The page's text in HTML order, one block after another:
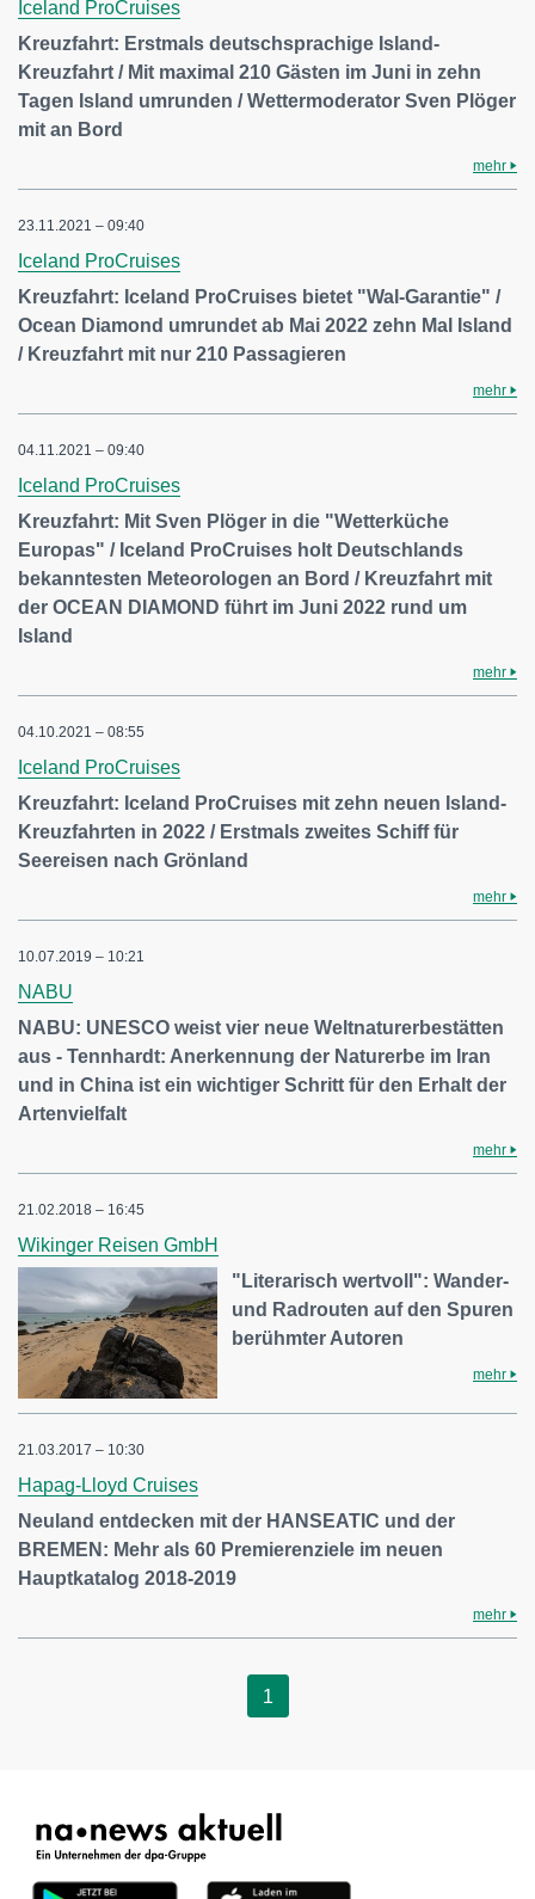
Iceland ProCruises
Kreuzfahrt: Erstmals deutschsprachige Island-
Kreuzfahrt / Mit maximal 210 Gästen im Juni in zehn
Tagen Island umrunden / Wettermoderator Sven Plöger
mit an Bord
mehr
23.11.2021 – 09:40
Iceland ProCruises
Kreuzfahrt: Iceland ProCruises bietet "Wal-Garantie" /
Ocean Diamond umrundet ab Mai 2022 zehn Mal Island
/ Kreuzfahrt mit nur 210 Passagieren
mehr
04.11.2021 – 09:40
Iceland ProCruises
Kreuzfahrt: Mit Sven Plöger in die "Wetterküche
Europas" / Iceland ProCruises holt Deutschlands
bekanntesten Meteorologen an Bord / Kreuzfahrt mit
der OCEAN DIAMOND führt im Juni 2022 rund um
Island
mehr
04.10.2021 – 08:55
Iceland ProCruises
Kreuzfahrt: Iceland ProCruises mit zehn neuen Island-
Kreuzfahrten in 2022 / Erstmals zweites Schiff für
Seereisen nach Grönland
mehr
10.07.2019 – 10:21
NABU
NABU: UNESCO weist vier neue Weltnaturerbestätten
aus - Tennhardt: Anerkennung der Naturerbe im Iran
und in China ist ein wichtiger Schritt für den Erhalt der
Artenvielfalt
mehr
21.02.2018 – 16:45
Wikinger Reisen GmbH
"Literarisch wertvoll": Wander-
und Radrouten auf den Spuren
berühmter Autoren
mehr
21.03.2017 – 10:30
Hapag-Lloyd Cruises
Neuland entdecken mit der HANSEATIC und der
BREMEN: Mehr als 60 Premierenziele im neuen
Hauptkatalog 2018-2019
mehr
1